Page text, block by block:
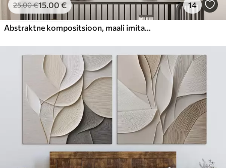
25.00€15.00 € 14
Abstraktne kompositsioon, maali imitatsioon